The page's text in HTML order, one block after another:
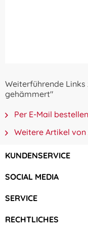
Weiterführende Links
gehämmert"
Per E-Mail
Weitere Artikel
KUNDENSERVICE
SOCIAL MEDIA
SERVICE
RECHTLICHES